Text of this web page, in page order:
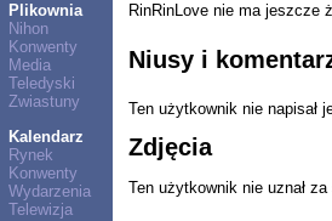
Plikownia
Nihon
Konwenty
Media
Teledyski
Zwiastuny
Kalendarz
Rynek
Konwenty
Wydarzenia
Telewizja
RinRinLove nie ma jeszcze
Niusy i
Ten użytkownik nie napisał
Zdjęcia
Ten użytkownik nie uznał